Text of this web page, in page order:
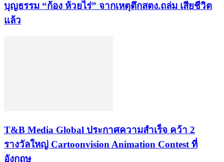
บุญธรรม “ก้อง ห้วยไร่” จากเหตุตึกสตง.ถล่ม เสียชีวิต
แล้ว
​T&B Media Global ประกาศความสำเร็จ คว้า 2
รางวัลใหญ่ Cartoonvision Animation Contest ที่
อังกฤษ